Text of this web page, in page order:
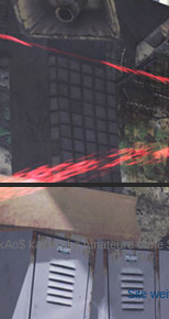
kAo$ kaotische Amateure
Site